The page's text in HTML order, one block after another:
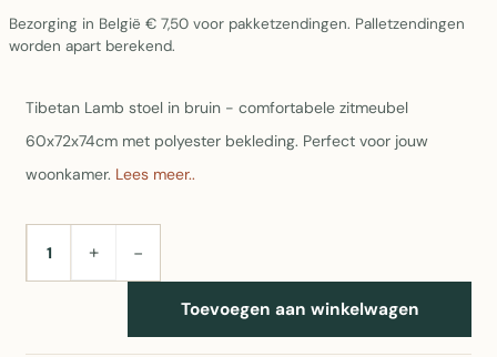
Bezorging in België € 7,50 voor pakketzendingen. Palletzendingen
worden apart berekend.
Tibetan Lamb stoel in bruin - comfortabele zitmeubel
60x72x74cm met polyester bekleding. Perfect voor jouw
woonkamer. Lees meer..
AANTAL+ −
Toevoegen aan winkelwagen